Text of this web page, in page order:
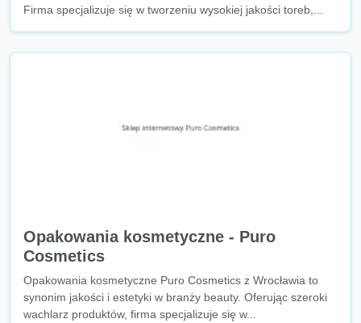
Firma specjalizuje się w tworzeniu wysokiej jakości toreb,...
Opakowania kosmetyczne - Puro
Cosmetics
Opakowania kosmetyczne Puro Cosmetics z Wrocławia to
synonim jakości i estetyki w branży beauty. Oferując szeroki
wachlarz produktów, firma specjalizuje się w...